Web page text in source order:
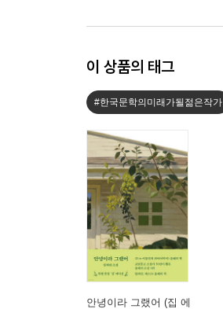
이 상품의 태그
#한국문학의미래가될젊은작가
안녕이라 그랬어 (집 에